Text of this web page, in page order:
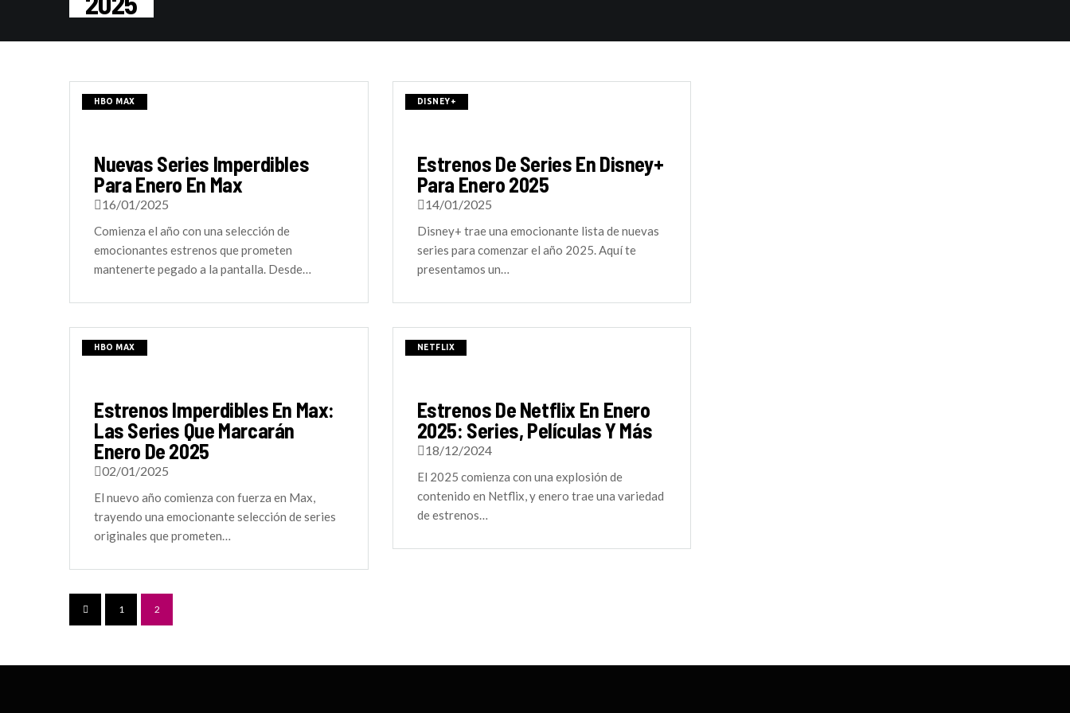
HBO MAX
Nuevas Series Imperdibles
Para Enero En Max
16/01/2025
Comienza el año con una selección de
emocionantes estrenos que prometen
mantenerte pegado a la pantalla. Desde…
DISNEY+
Estrenos De Series En Disney+
Para Enero 2025
14/01/2025
Disney+ trae una emocionante lista de nuevas
series para comenzar el año 2025. Aquí te
presentamos un…
HBO MAX
Estrenos Imperdibles En Max:
Las Series Que Marcarán
Enero De 2025
02/01/2025
El nuevo año comienza con fuerza en Max,
trayendo una emocionante selección de series
originales que prometen…
NETFLIX
Estrenos De Netflix En Enero
2025: Series, Películas Y Más
18/12/2024
El 2025 comienza con una explosión de
contenido en Netflix, y enero trae una variedad
de estrenos…
1 2